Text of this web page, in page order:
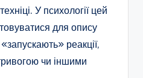
У психології цей
для опису
реакції,
чи іншими